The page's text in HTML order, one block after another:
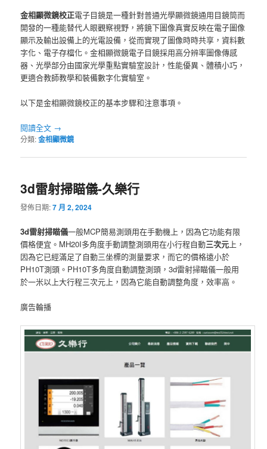
金相顯微鏡校正電子目鏡是一種針對普通光學顯微鏡通用目鏡筒而
開發的一種能替代人眼觀察視野，將鏡下圖像真實反映在電子圖像
顯示及輸出設備上的光電設備，從而實現了圖像時時共享，資料數
字化、電子存檔化。金相顯微鏡電子目鏡採用高分辨率圖像傳感
器、光學部分由國家光學重點實驗室設計，性能優異、體積小巧，
更適合教師教學和裝備數字化實驗室。
以下是金相顯微鏡校正的基本步驟和注意事項。
閱讀全文 →
分類:金相顯微鏡
3d雷射掃瞄儀-久樂行
發佈日期:7 月 2, 2024
3d雷射掃瞄儀一般MCP簡易測頭用在手動機上，因為它功能有限
價格便宜。MH20I多角度手動調整測頭用在小行程自動三次元 上，
因為它已經滿足了自動三坐標的測量要求，而它的價格遠小於
PH10T測頭。PH10T多角度自動調整測頭，3d雷射掃瞄儀一般用
於一米以上大行程三次元上，因為它能自動調整角度，效率高。
廣告輪播